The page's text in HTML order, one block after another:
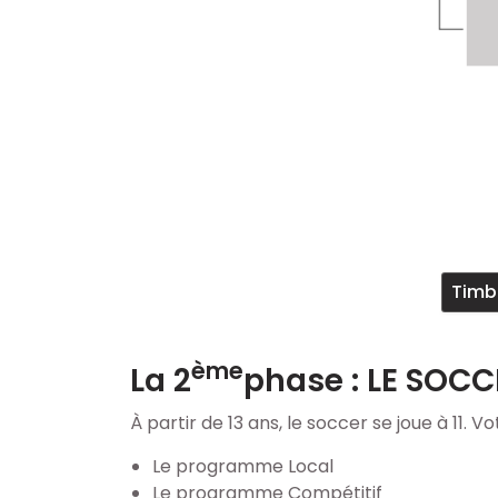
La 2èmephase : LE
À partir de 13 ans, le soccer se joue à 11.
Le programme Local
Le programme Compétitif